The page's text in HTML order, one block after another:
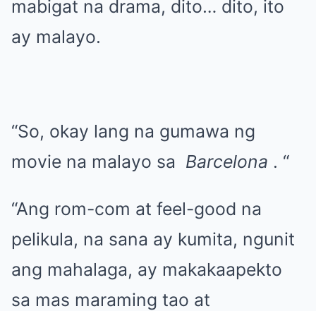
mabigat na drama, dito… dito, ito
ay malayo.
“So, okay lang na gumawa ng
movie na malayo sa Barcelona . “
“Ang rom-com at feel-good na
pelikula, na sana ay kumita, ngunit
ang mahalaga, ay makakaapekto
sa mas maraming tao at